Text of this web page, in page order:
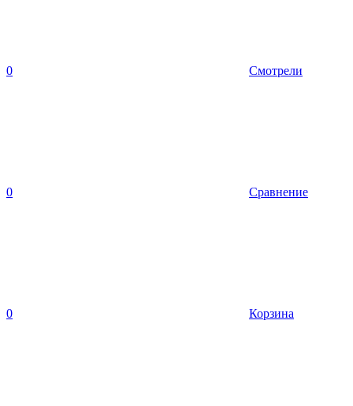
0 Смотрели
0 Сравнение
0 Корзина